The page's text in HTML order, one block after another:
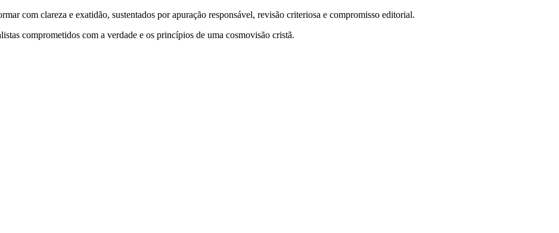
com clareza e exatidão, sustentados por apuração responsável, revisão criteriosa e compromisso editorial.
comprometidos com a verdade e os princípios de uma cosmovisão cristã.